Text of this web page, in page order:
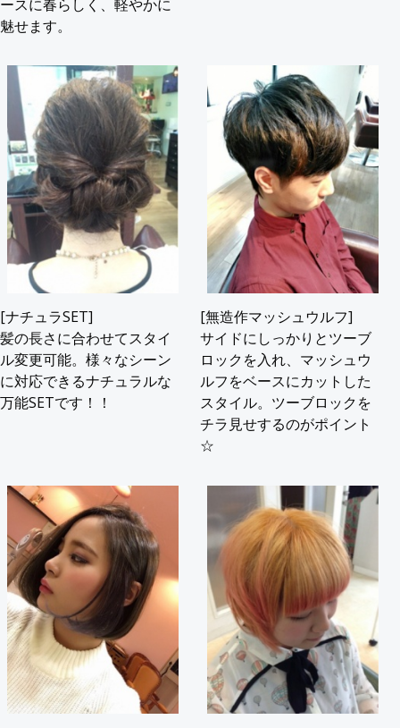
ースに春らしく、軽やかに
魅せます。
[ナチュラSET]
髪の長さに合わせてスタイ
ル変更可能。様々なシーン
に対応できるナチュラルな
万能SETです！！
[無造作マッシュウルフ]
サイドにしっかりとツーブ
ロックを入れ、マッシュウ
ルフをベースにカットした
スタイル。ツーブロックを
チラ見せするのがポイント
☆